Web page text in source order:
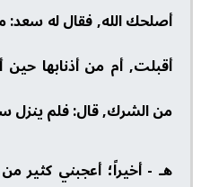
أصلحك الله, فقال له سعد:
أقبلت, أم من أذنابها
من الشرك, قال: فلم
هـ - أخيراً؛ أعجبني كثير